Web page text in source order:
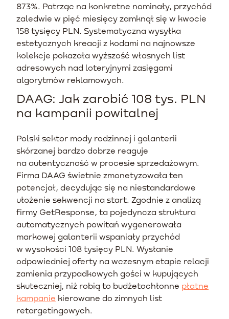
873%. Patrząc na konkretne nominały, przychód
zaledwie w pięć miesięcy zamknął się w kwocie
158 tysięcy PLN. Systematyczna wysyłka
estetycznych kreacji z kodami na najnowsze
kolekcje pokazała wyższość własnych list
adresowych nad loteryjnymi zasięgami
algorytmów reklamowych.
DAAG: Jak zarobić 108 tys. PLN
na kampanii powitalnej
Polski sektor mody rodzinnej i galanterii
skórzanej bardzo dobrze reaguje
na autentyczność w procesie sprzedażowym.
Firma DAAG świetnie zmonetyzowała ten
potencjał, decydując się na niestandardowe
ułożenie sekwencji na start. Zgodnie z analizą
firmy GetResponse, ta pojedyncza struktura
automatycznych powitań wygenerowała
markowej galanterii wspaniały przychód
w wysokości 108 tysięcy PLN. Wysłanie
odpowiedniej oferty na wczesnym etapie relacji
zamienia przypadkowych gości w kupujących
skuteczniej, niż robią to budżetochłonne płatne
kampanie kierowane do zimnych list
retargetingowych.